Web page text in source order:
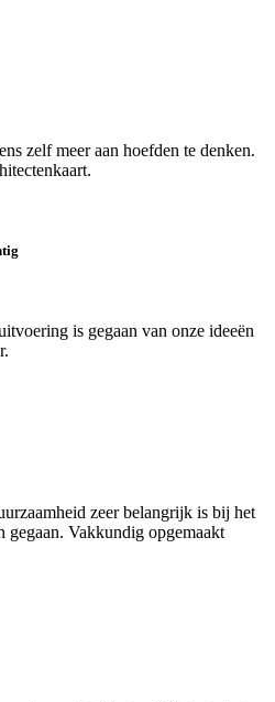
zelf meer aan hoefden te denken.
is gegaan van onze ideeën
zeer belangrijk is bij het
gegaan. Vakkundig opgemaakt